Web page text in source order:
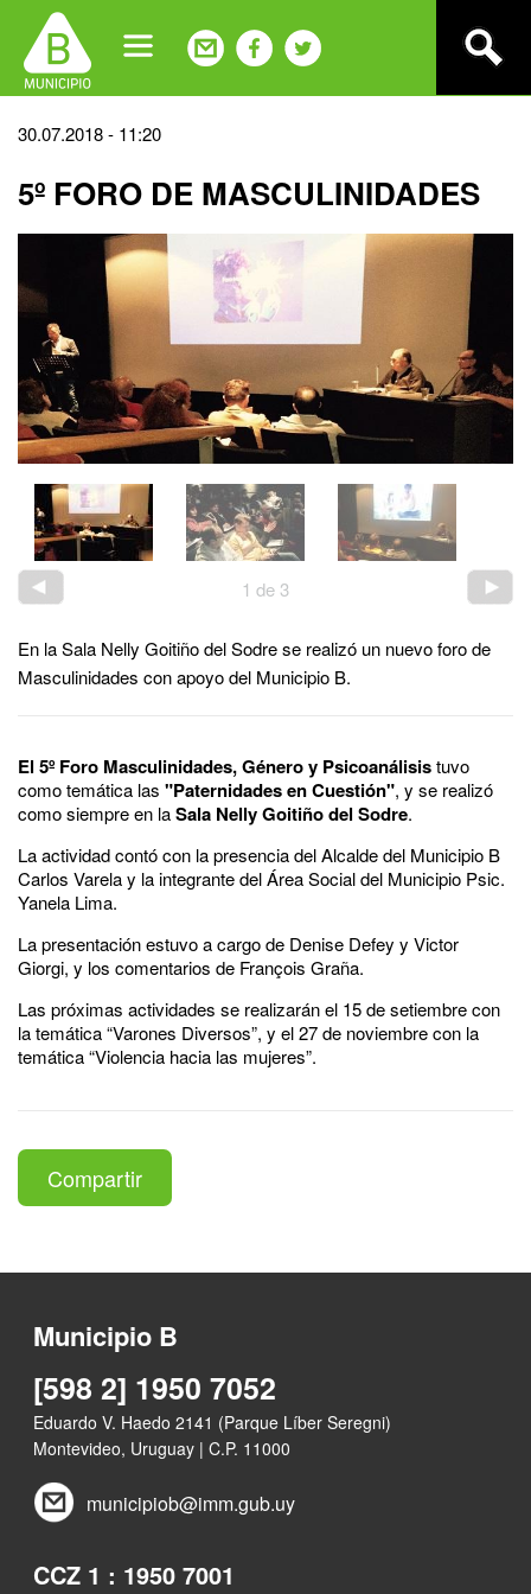
navigation
Back
top
30.07.2018 - 11:20
5º FORO DE MASCULINIDADES
1 de 3
En la Sala Nelly Goitiño del Sodre se realizó un nuevo foro de
Masculinidades con apoyo del Municipio B.
El 5º Foro Masculinidades, Género y Psicoanálisistuvo
como temática las "Paternidades en Cuestión", y se realizó
como siempre en laSala Nelly Goitiño del Sodre.
La actividad contó con la presencia del Alcalde del Municipio B
Carlos Varela y la integrante del Área Social del Municipio Psic.
Yanela Lima.
La presentación estuvo a cargo de Denise Defey y Victor
Giorgi, y los comentarios de François Graña.
Las próximas actividades se realizarán el 15 de setiembre con
la temática “Varones Diversos”, y el 27 de noviembre con la
temática “Violencia hacia las mujeres”.
Compartir
Municipio B
[598 2] 1950 7052
Eduardo V. Haedo 2141 (Parque Líber Seregni)
Montevideo, Uruguay | C.P. 11000
municipiob@imm.gub.uy
CCZ 1 : 1950 7001